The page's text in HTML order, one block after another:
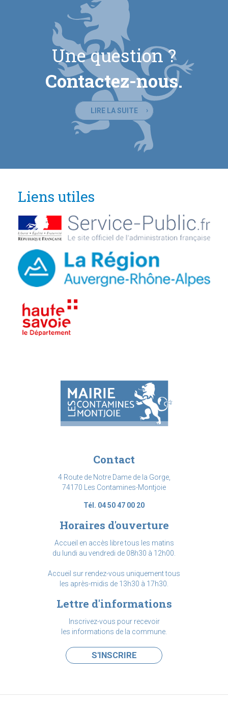
Une question ?
Contactez-nous.
LIRE LA SUITE
Liens utiles
Contact
4 Route de Notre Dame de la Gorge,
74170 Les Contamines-Montjoie
Tél. 04 50 47 00 20
Horaires d'ouverture
Accueil en accès libre tous les matins
du lundi au vendredi de 08h30 à 12h00.
Accueil sur rendez-vous uniquement tous
les après-midis de 13h30 à 17h30.
Lettre d'informations
Inscrivez-vous pour recevoir
les informations de la commune.
S'INSCRIRE